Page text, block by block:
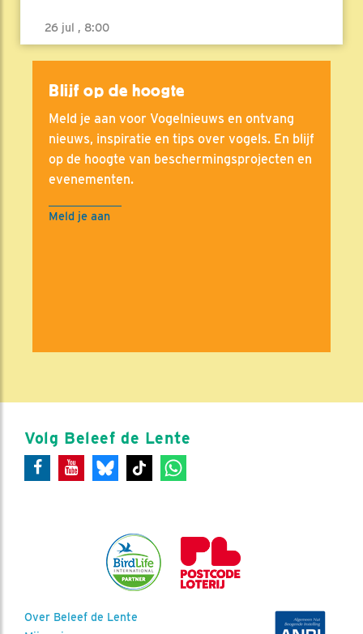
26 jul , 8:00
Blijf op de hoogte
Meld je aan voor Vogelnieuws en ontvang
nieuws, inspiratie en tips over vogels. En blijf
op de hoogte van beschermingsprojecten en
evenementen.
Meld je aan
Volg Beleef de Lente
Over Beleef de Lente